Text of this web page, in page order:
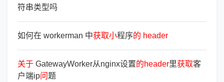
符串类型吗
如何在 workerman 中获取小程序的 header
关于 GatewayWorker从nginx设置的header里获取客
户端ip问题